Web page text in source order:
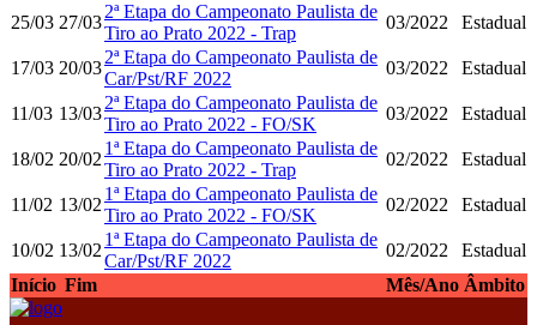
25/03 27/03
2ª Etapa do Campeonato Paulista de
Tiro ao Prato 2022 - Trap
03/2022 Estadual
17/03 20/03
2ª Etapa do Campeonato Paulista de
Car/Pst/RF 2022
03/2022 Estadual
11/03 13/03
2ª Etapa do Campeonato Paulista de
Tiro ao Prato 2022 - FO/SK
03/2022 Estadual
18/02 20/02
1ª Etapa do Campeonato Paulista de
Tiro ao Prato 2022 - Trap
02/2022 Estadual
11/02 13/02
1ª Etapa do Campeonato Paulista de
Tiro ao Prato 2022 - FO/SK
02/2022 Estadual
10/02 13/02
1ª Etapa do Campeonato Paulista de
Car/Pst/RF 2022
02/2022
Estadual
Início Fim Mês/Ano Âmbito